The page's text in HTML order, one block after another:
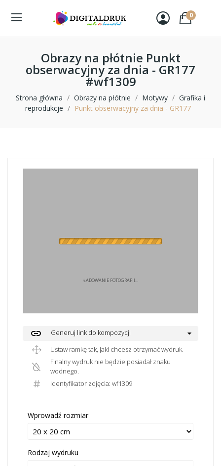
0
Obrazy na płótnie Punkt
obserwacyjny za dnia - GR177
#wf1309
Strona główna Obrazy na płótnie Motywy
Grafika i
reprodukcje
Punkt obserwacyjny za dnia - GR177
ŁADOWANIE FOTOGRAFII...
link
Generuj link do kompozycji
Ustaw ramkę tak, jaki chcesz otrzymać wydruk.
Finalny wydruk nie będzie posiadał znaku
wodnego.
Identyfikator zdjęcia: wf1309
Wprowadź rozmiar
Rodzaj wydruku